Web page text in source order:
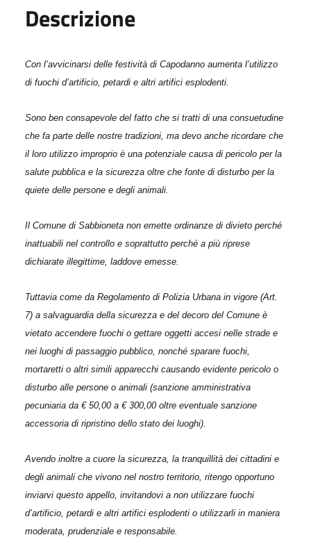
Descrizione
Con l’avvicinarsi delle festività di Capodanno aumenta l’utilizzo
di fuochi d’artificio, petardi e altri artifici esplodenti.
Sono ben consapevole del fatto che si tratti di una consuetudine
che fa parte delle nostre tradizioni, ma devo anche ricordare che
il loro utilizzo improprio è una potenziale causa di pericolo per la
salute pubblica e la sicurezza oltre che fonte di disturbo per la
quiete delle persone e degli animali.
Il Comune di Sabbioneta non emette ordinanze di divieto perché
inattuabili nel controllo e soprattutto perché a più riprese
dichiarate illegittime, laddove emesse.
Tuttavia come da Regolamento di Polizia Urbana in vigore (Art.
7) a salvaguardia della sicurezza e del decoro del Comune è
vietato accendere fuochi o gettare oggetti accesi nelle strade e
nei luoghi di passaggio pubblico, nonché sparare fuochi,
mortaretti o altri simili apparecchi causando evidente pericolo o
disturbo alle persone o animali (sanzione amministrativa
pecuniaria da € 50,00 a € 300,00 oltre eventuale sanzione
accessoria di ripristino dello stato dei luoghi).
Avendo inoltre a cuore la sicurezza, la tranquillità dei cittadini e
degli animali che vivono nel nostro territorio, ritengo opportuno
inviarvi questo appello, invitandovi a non utilizzare fuochi
d’artificio, petardi e altri artifici esplodenti o utilizzarli in maniera
moderata, prudenziale e responsabile.